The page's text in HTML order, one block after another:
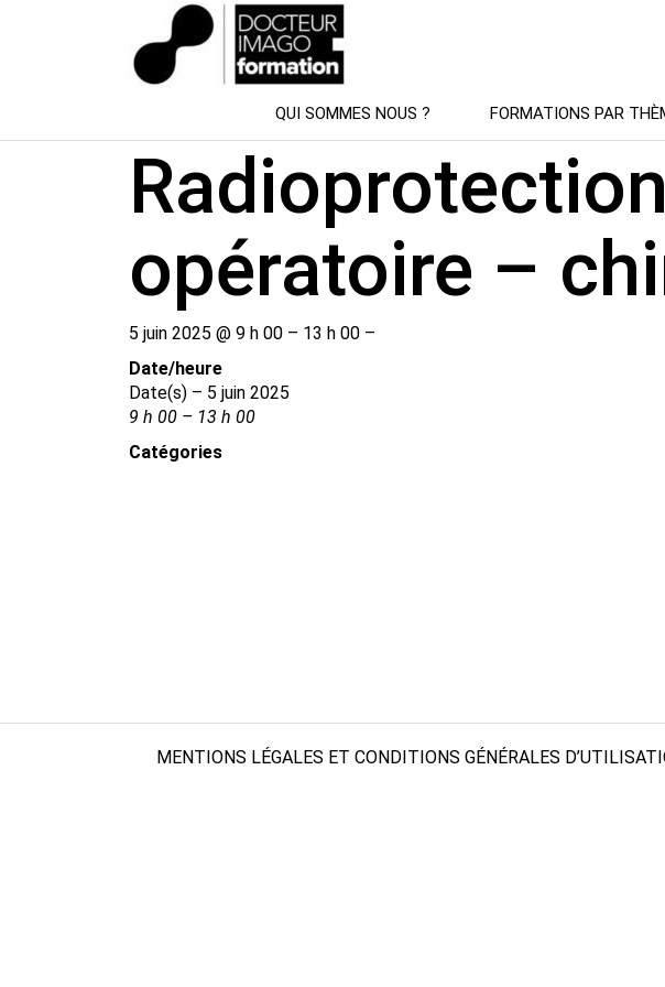
QUI SOMMES NOUS ? FORMATIONS PAR
opératoire –
5 juin 2025 @ 9 h 00 – 13 h 00 –
Date/​heure
Date(s) – 5 juin 2025
9 h 00 – 13 h 00
Catégories
MENTIONS LÉGALES ET CONDITIONS GÉNÉRALES